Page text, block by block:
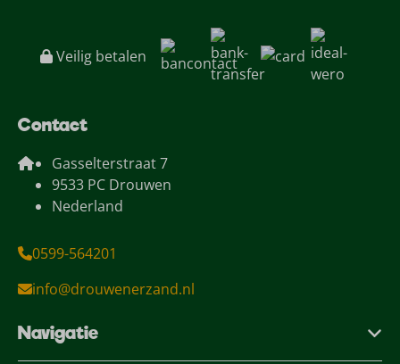
Veilig betalen
Contact
Gasselterstraat 7
9533 PC Drouwen
Nederland
0599-564201
info@drouwenerzand.nl
Navigatie